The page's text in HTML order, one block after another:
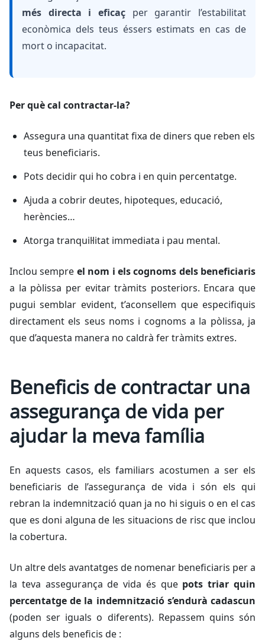
més directa i eficaç per garantir l’estabilitat
econòmica dels teus éssers estimats en cas de
mort o incapacitat.
Per què cal contractar-la?
Assegura una quantitat fixa de diners que reben els
teus beneficiaris.
Pots decidir qui ho cobra i en quin percentatge.
Ajuda a cobrir deutes, hipoteques, educació,
herències…
Atorga tranquil·litat immediata i pau mental.
Inclou sempre el nom i els cognoms dels beneficiaris
a la pòlissa per evitar tràmits posteriors. Encara que
pugui semblar evident, t’aconsellem que especifiquis
directament els seus noms i cognoms a la pòlissa, ja
que d’aquesta manera no caldrà fer tràmits extres.
Beneficis de contractar una
assegurança de vida per
ajudar la meva família
En aquests casos, els familiars acostumen a ser els
beneficiaris de l’assegurança de vida i són els qui
rebran la indemnització quan ja no hi siguis o en el cas
que es doni alguna de les situacions de risc que inclou
la cobertura.
Un altre dels avantatges de nomenar beneficiaris per a
la teva assegurança de vida és que pots triar quin
percentatge de la indemnització s’endurà cadascun
(poden ser iguals o diferents). Repassem quins són
alguns dels beneficis de :